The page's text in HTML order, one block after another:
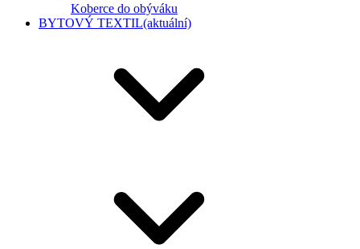
Koberce do obýváku
BYTOVÝ TEXTIL(aktuální)